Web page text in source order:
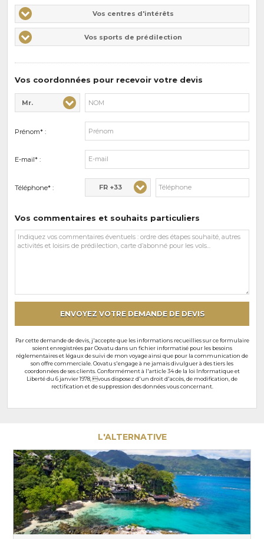
Vos
centres
d'intérêts
Vos centres d'intérêts
Vos
sports
de
Vos sports de prédilection
Vos coordonnées pour recevoir votre devis
Civilité* :
Mr.
Nom* :
Prénom* :
E-mail* :
Téléphone* : FR +33
Vos commentaires et souhaits particuliers
Vos
commentaires
ENVOYEZ VOTRE DEMANDE DE DEVIS
Par cette demande de devis, j'accepte que les informations recueillies sur ce formulaire
soient enregistrées par Oovatu dans un fichier informatisé pour les besoins
réglementaires et légaux de suivi de mon voyage ainsi que pour la communication de
son offre commerciale. Oovatu s'engage à ne jamais divulguer à des tiers les
coordonnées de ses clients. Conformément à l'article 34 de la loi Informatique et
Liberté du 6 janvier 1978, vous disposez d'un droit d'accès, de modification, de
rectification et de suppression des données vous concernant.
L'ALTERNATIVE